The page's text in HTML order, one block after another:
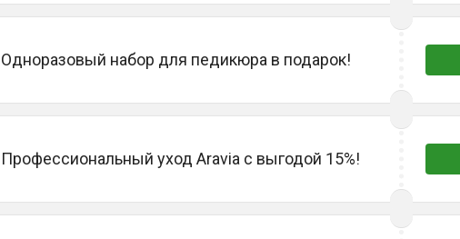
Одноразовый набор для педикюра в подарок!
Профессиональный уход Aravia с выгодой 15%!